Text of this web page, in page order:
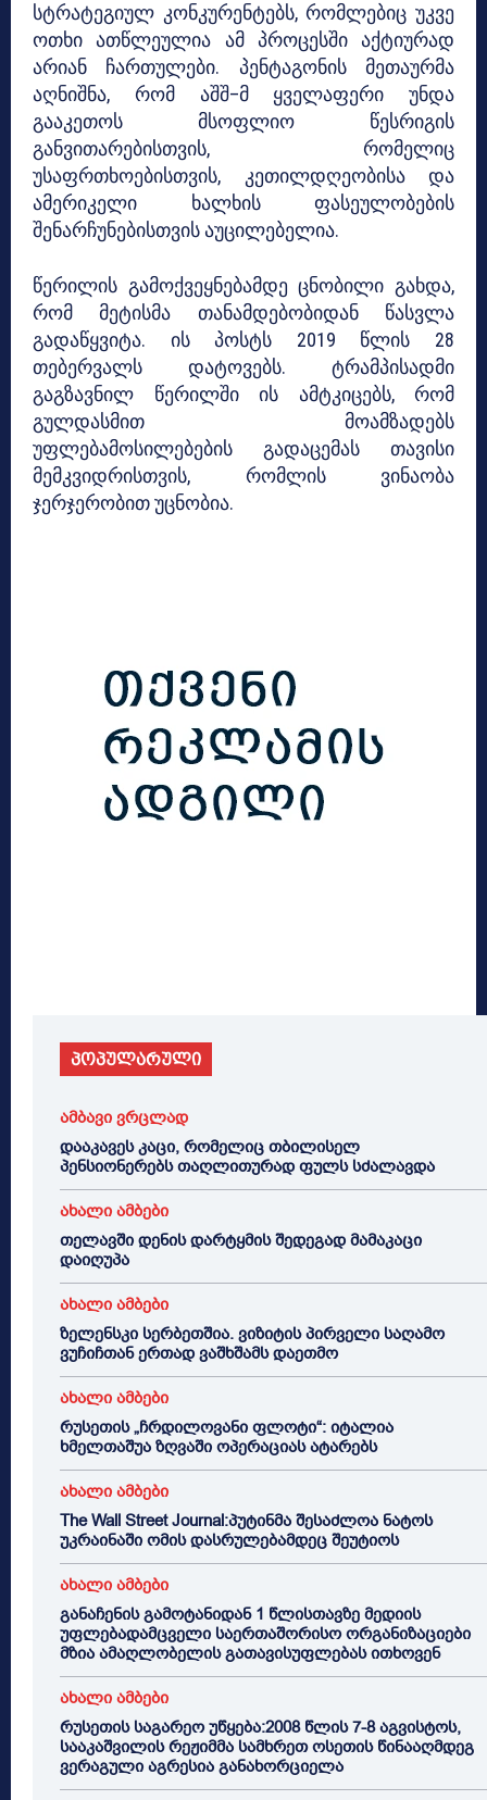
სტრატეგიულ კონკურენტებს, რომლებიც უკვე
ოთხი ათწლეულია ამ პროცესში აქტიურად
არიან ჩართულები. პენტაგონის მეთაურმა
აღნიშნა, რომ აშშ–მ ყველაფერი უნდა
გააკეთოს მსოფლიო წესრიგის
განვითარებისთვის, რომელიც
უსაფრთხოებისთვის, კეთილდღეობისა და
ამერიკელი ხალხის ფასეულობების
შენარჩუნებისთვის აუცილებელია.
წერილის გამოქვეყნებამდე ცნობილი გახდა,
რომ მეტისმა თანამდებობიდან წასვლა
გადაწყვიტა. ის პოსტს 2019 წლის 28
თებერვალს დატოვებს. ტრამპისადმი
გაგზავნილ წერილში ის ამტკიცებს, რომ
გულდასმით მოამზადებს
უფლებამოსილებების გადაცემას თავისი
მემკვიდრისთვის, რომლის ვინაობა
ჯერჯერობით უცნობია.
პოპულარული
ამბავი ვრცლად
დააკავეს კაცი, რომელიც თბილისელ
პენსიონერებს თაღლითურად ფულს სძალავდა
ახალი ამბები
თელავში დენის დარტყმის შედეგად მამაკაცი
დაიღუპა
ახალი ამბები
ზელენსკი სერბეთშია. ვიზიტის პირველი საღამო
ვუჩიჩთან ერთად ვაშხშამს დაეთმო
ახალი ამბები
რუსეთის „ჩრდილოვანი ფლოტი“: იტალია
ხმელთაშუა ზღვაში ოპერაციას ატარებს
ახალი ამბები
The Wall Street Journal:პუტინმა შესაძლოა ნატოს
უკრაინაში ომის დასრულებამდეც შეუტიოს
ახალი ამბები
განაჩენის გამოტანიდან 1 წლისთავზე მედიის
უფლებადამცველი საერთაშორისო ორგანიზაციები
მზია ამაღლობელის გათავისუფლებას ითხოვენ
ახალი ამბები
რუსეთის საგარეო უწყება:2008 წლის 7-8 აგვისტოს,
სააკაშვილის რეჟიმმა სამხრეთ ოსეთის წინააღმდეგ
ვერაგული აგრესია განახორციელა